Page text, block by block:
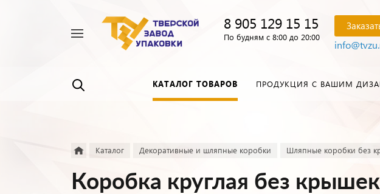
8 905 129 15 15
По будням с 8:00 до 20:00
КАТАЛОГ ТОВАРОВ ПРОДУКЦИЯ С ВАШИМ
Каталог Декоративные и шляпные коробки Шляпные коробки без
Коробка круглая без